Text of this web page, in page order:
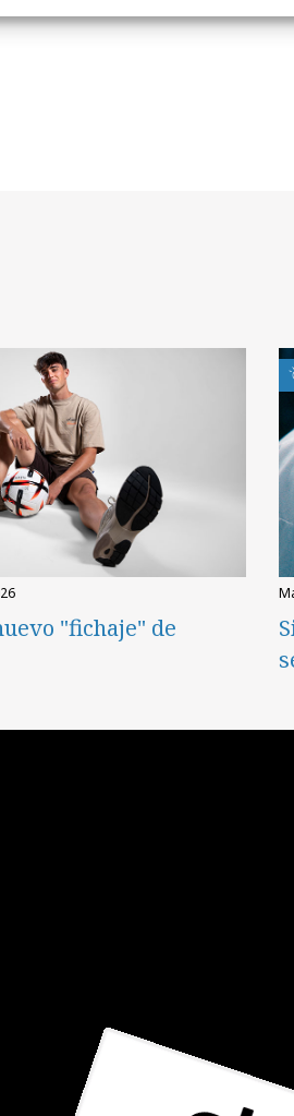
"fichaje" de